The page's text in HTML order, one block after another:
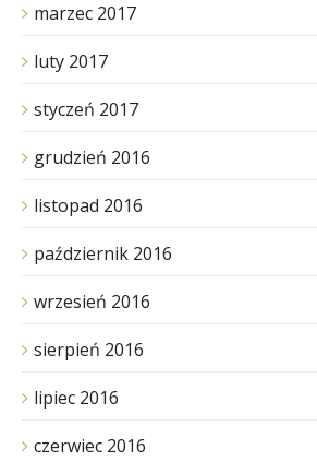
marzec 2017
luty 2017
styczeń 2017
grudzień 2016
listopad 2016
październik 2016
wrzesień 2016
sierpień 2016
lipiec 2016
czerwiec 2016